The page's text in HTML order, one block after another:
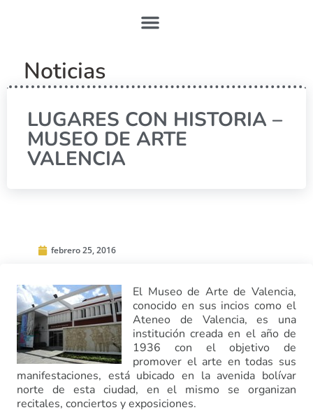
Noticias
LUGARES CON HISTORIA –
MUSEO DE ARTE
VALENCIA
febrero 25, 2016
El Museo de Arte de Valencia,
conocido en sus incios como el
Ateneo de Valencia, es una
institución creada en el año de
1936 con el objetivo de
promover el arte en todas sus
manifestaciones, está ubicado en la avenida bolívar
norte de esta ciudad, en el mismo se organizan
recitales, conciertos y exposiciones.